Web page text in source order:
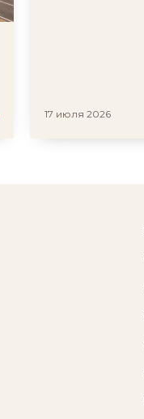
17 июля 2026